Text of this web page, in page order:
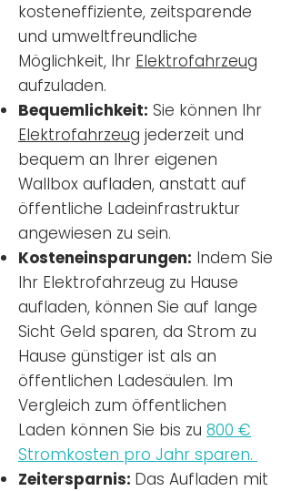
kosteneffiziente, zeitsparende
und umweltfreundliche
Möglichkeit, Ihr Elektrofahrzeug
aufzuladen.
Bequemlichkeit: Sie können Ihr
Elektrofahrzeug jederzeit und
bequem an Ihrer eigenen
Wallbox aufladen, anstatt auf
öffentliche Ladeinfrastruktur
angewiesen zu sein.
Kosteneinsparungen: Indem Sie
Ihr Elektrofahrzeug zu Hause
aufladen, können Sie auf lange
Sicht Geld sparen, da Strom zu
Hause günstiger ist als an
öffentlichen Ladesäulen. Im
Vergleich zum öffentlichen
Laden können Sie bis zu 800 €
Stromkosten pro Jahr sparen.
Zeitersparnis: Das Aufladen mit